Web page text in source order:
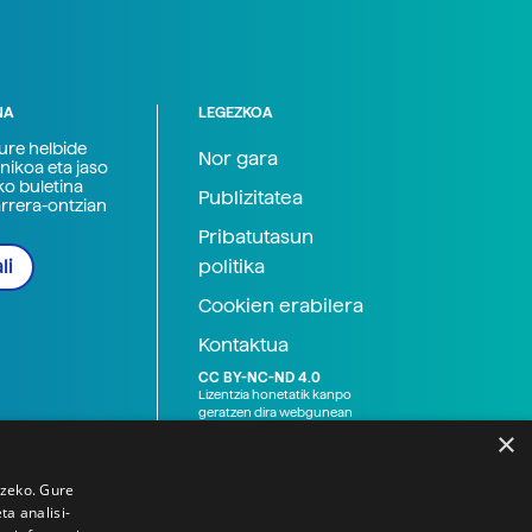
helbide
eta jaso
buletina
ontzian
LEGEZKOA
Nor gara
Publizitatea
Pribatutasun
politika
Cookien erabilera
Kontaktua
CC BY-NC-ND 4.0
Lizentzia honetatik kanpo
geratzen dira webgunean
×
Gure
analisi-